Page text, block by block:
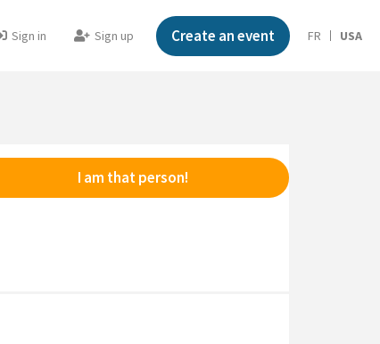
Sign in Sign up Create an event FR USA
I am that person!